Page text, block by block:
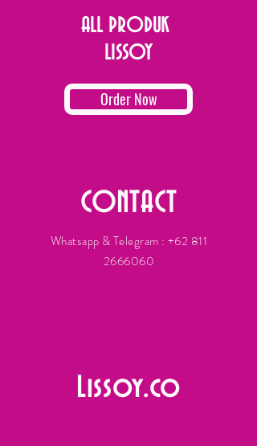
ALL PRODUK
LISSOY
Order Now
CONTACT
Whatsapp & Telegram : +62 811
2666060
Lissoy.co